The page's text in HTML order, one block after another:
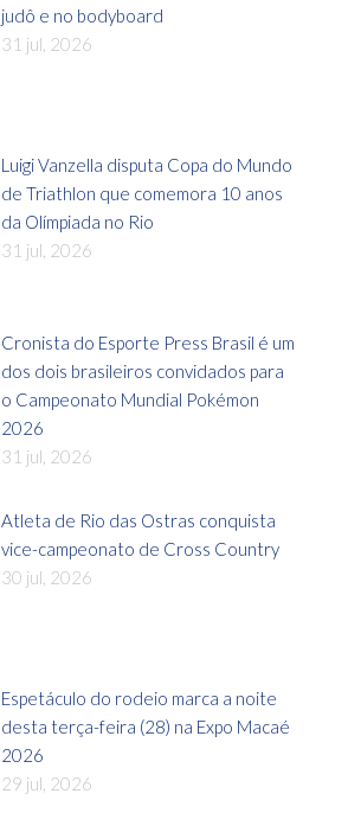
judô e no bodyboard
31 jul, 2026
Luigi Vanzella disputa Copa do Mundo
de Triathlon que comemora 10 anos
da Olímpiada no Rio
31 jul, 2026
Cronista do Esporte Press Brasil é um
dos dois brasileiros convidados para
o Campeonato Mundial Pokémon
2026
31 jul, 2026
Atleta de Rio das Ostras conquista
vice-campeonato de Cross Country
30 jul, 2026
Espetáculo do rodeio marca a noite
desta terça-feira (28) na Expo Macaé
2026
29 jul, 2026